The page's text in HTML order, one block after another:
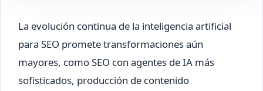
La evolución continua de la inteligencia artificial
para SEO promete transformaciones aún
mayores, como SEO con agentes de IA más
sofisticados, producción de contenido